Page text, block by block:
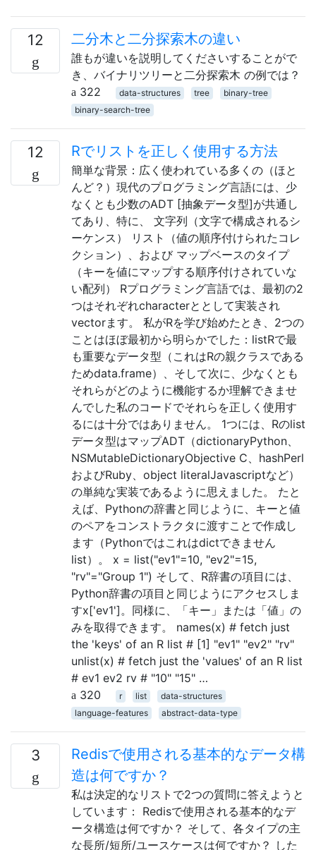
12 二分木と二分探索木の違い
誰もが違いを説明してくださいすることがで
き、バイナリツリーと二分探索木 の例では？
322
data-structures tree
binary-tree
binary-search-tree
12 Rでリストを正しく使用する方法
簡単な背景：広く使われている多くの（ほと
んど？）現代のプログラミング言語には、少
なくとも少数のADT [抽象データ型]が共通し
てあり、特に、 文字列（文字で構成されるシ
ーケンス） リスト（値の順序付けられたコレ
クション）、および マップベースのタイプ
（キーを値にマップする順序付けされていな
い配列） Rプログラミング言語では、最初の2
つはそれぞれcharacterととして実装され
vectorます。 私がRを学び始めたとき、2つの
ことはほぼ最初から明らかでした：listRで最
も重要なデータ型（これはRの親クラスである
ためdata.frame）、そして次に、少なくとも
それらがどのように機能するか理解できませ
んでした私のコードでそれらを正しく使用す
るには十分ではありません。 1つには、Rのlist
データ型はマップADT（dictionaryPython、
NSMutableDictionaryObjective C、hashPerl
およびRuby、object literalJavascriptなど）
の単純な実装であるように思えました。 たと
えば、Pythonの辞書と同じように、キーと値
のペアをコンストラクタに渡すことで作成し
ます（Pythonではこれはdictできません
list）。 x = list("ev1"=10, "ev2"=15,
"rv"="Group 1") そして、R辞書の項目には、
Python辞書の項目と同じようにアクセスしま
すx['ev1']。同様に、「キー」または「値」の
みを取得できます。 names(x) # fetch just
the 'keys' of an R list # [1] "ev1" "ev2" "rv"
unlist(x) # fetch just the 'values' of an R list
# ev1 ev2 rv # "10" "15" …
320
r list
data-structures
language-features
abstract-data-type
3
Redisで使用される基本的なデータ構
造は何ですか？
私は決定的なリストで2つの質問に答えようと
しています： Redisで使用される基本的なデ
ータ構造は何ですか？ そして、各タイプの主
な長所/短所/ユースケースは何ですか？ した